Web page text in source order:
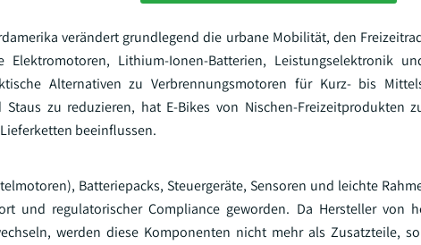
verändert grundlegend die urbane Mobilität, den
Lithium-Ionen-Batterien, Leistungselektronik
Alternativen zu Verbrennungsmotoren für Kurz- bis
zu reduzieren, hat E-Bikes von Nischen-Freizeitprodukten
beeinflussen.
Batteriepacks, Steuergeräte, Sensoren und leichte
und regulatorischer Compliance geworden. Da Hersteller von
werden diese Komponenten nicht mehr als Zusatzteile,